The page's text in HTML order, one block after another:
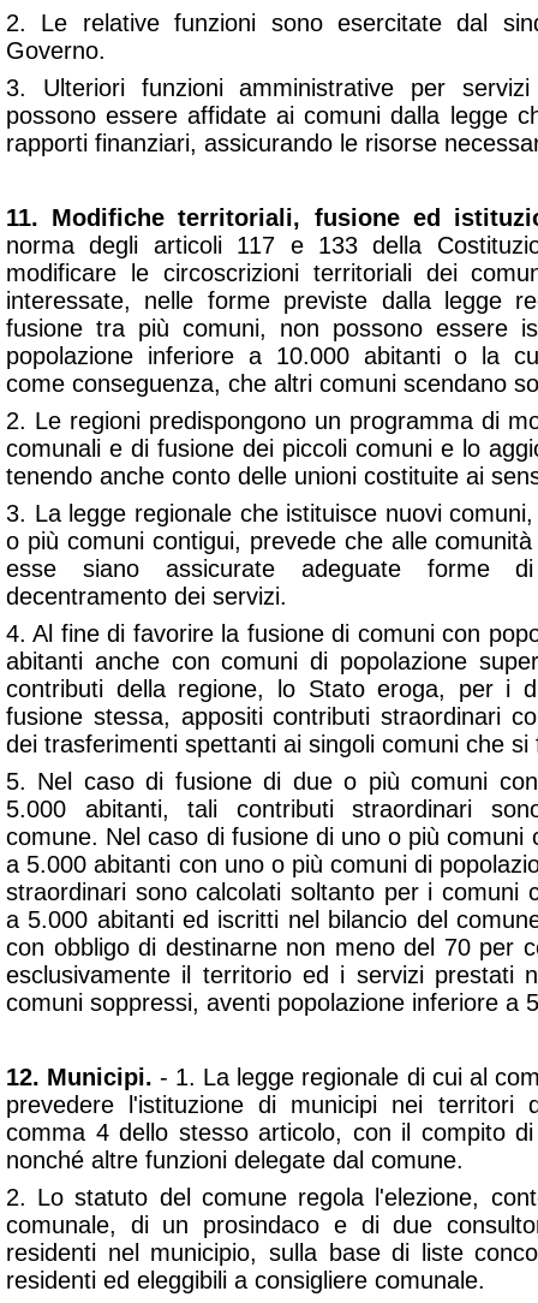
2. Le relative funzioni sono esercitate dal
Governo.
3. Ulteriori funzioni amministrative per
possono essere affidate ai comuni dalla legge
rapporti finanziari, assicurando le risorse
11. Modifiche territoriali, fusione ed
norma degli articoli 117 e 133 della
modificare le circoscrizioni territoriali dei
interessate, nelle forme previste dalla legge
fusione tra più comuni, non possono essere
popolazione inferiore a 10.000 abitanti o la
come conseguenza, che altri comuni scendano
2. Le regioni predispongono un programma di
comunali e di fusione dei piccoli comuni e lo
tenendo anche conto delle unioni costituite ai
3. La legge regionale che istituisce nuovi
o più comuni contigui, prevede che alle
esse siano assicurate adeguate forme
decentramento dei servizi.
4. Al fine di favorire la fusione di comuni con
abitanti anche con comuni di popolazione
contributi della regione, lo Stato eroga, per i
fusione stessa, appositi contributi straordinari
dei trasferimenti spettanti ai singoli comuni che si
5. Nel caso di fusione di due o più comuni
5.000 abitanti, tali contributi straordinari
comune. Nel caso di fusione di uno o più comuni
a 5.000 abitanti con uno o più comuni di
straordinari sono calcolati soltanto per i comuni
a 5.000 abitanti ed iscritti nel bilancio del
con obbligo di destinarne non meno del 70 per
esclusivamente il territorio ed i servizi prestati
comuni soppressi, aventi popolazione inferiore a
12. Municipi.- 1. La legge regionale di cui al
prevedere l'istituzione di municipi nei territori
comma 4 dello stesso articolo, con il compito
nonché altre funzioni delegate dal comune.
2. Lo statuto del comune regola l'elezione,
comunale, di un prosindaco e di due
residenti nel municipio, sulla base di liste
residenti ed eleggibili a consigliere comunale.